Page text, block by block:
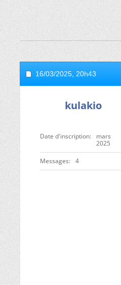
16/03/2025, 20h43
kulakio
Date d'inscription
mars
2025
Messages 4